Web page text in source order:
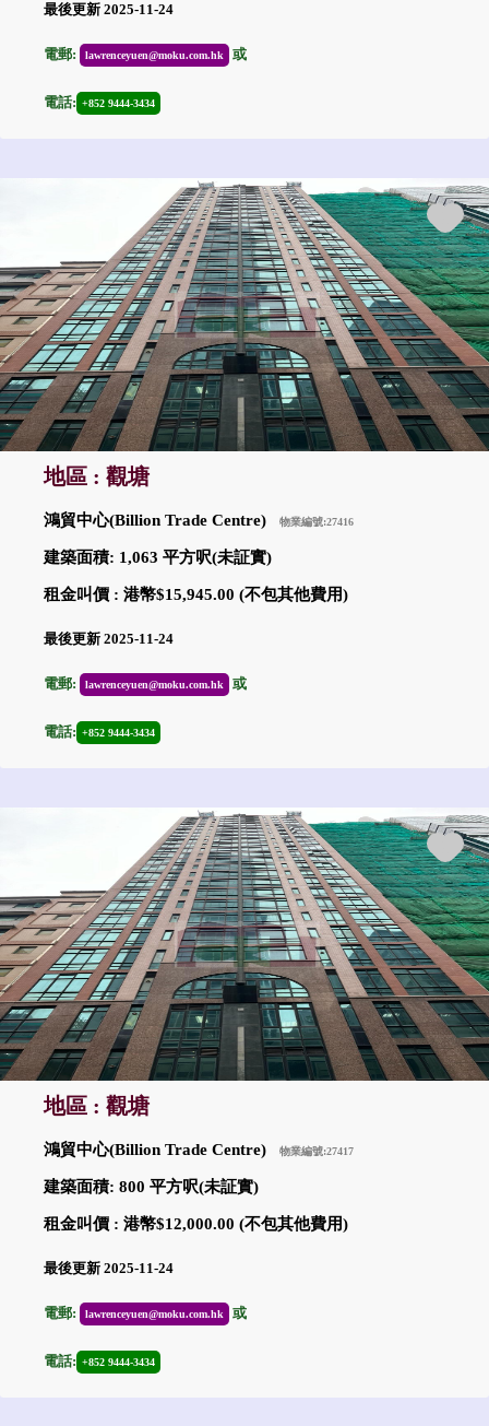
最後更新 2025-11-24
電郵: lawrenceyuen@moku.com.hk 或
電話: +852 9444-3434
地區 : 觀塘
鴻貿中心(Billion Trade Centre) 物業編號:27416
建築面積: 1,063 平方呎(未証實)
租金叫價 : 港幣$15,945.00 (不包其他費用)
最後更新 2025-11-24
電郵: lawrenceyuen@moku.com.hk 或
電話: +852 9444-3434
地區 : 觀塘
鴻貿中心(Billion Trade Centre) 物業編號:27417
建築面積: 800 平方呎(未証實)
租金叫價 : 港幣$12,000.00 (不包其他費用)
最後更新 2025-11-24
電郵: lawrenceyuen@moku.com.hk 或
電話: +852 9444-3434